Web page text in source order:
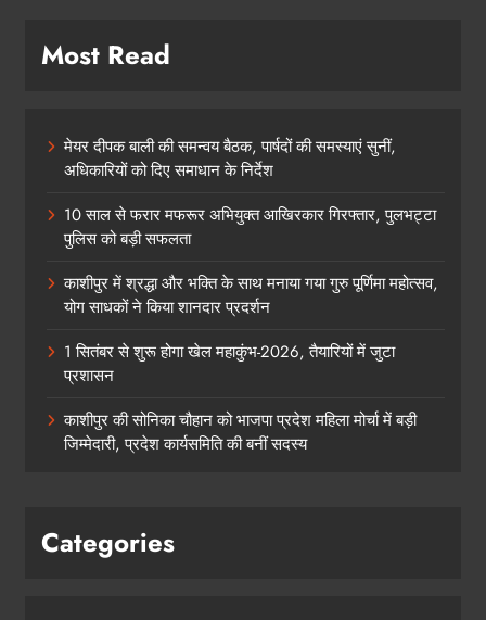
Most Read
मेयर दीपक बाली की समन्वय बैठक, पार्षदों की समस्याएं सुनीं,
अधिकारियों को दिए समाधान के निर्देश
10 साल से फरार मफरूर अभियुक्त आखिरकार गिरफ्तार, पुलभट्टा
पुलिस को बड़ी सफलता
काशीपुर में श्रद्धा और भक्ति के साथ मनाया गया गुरु पूर्णिमा महोत्सव,
योग साधकों ने किया शानदार प्रदर्शन
1 सितंबर से शुरू होगा खेल महाकुंभ-2026, तैयारियों में जुटा
प्रशासन
काशीपुर की सोनिका चौहान को भाजपा प्रदेश महिला मोर्चा में बड़ी
जिम्मेदारी, प्रदेश कार्यसमिति की बनीं सदस्य
Categories